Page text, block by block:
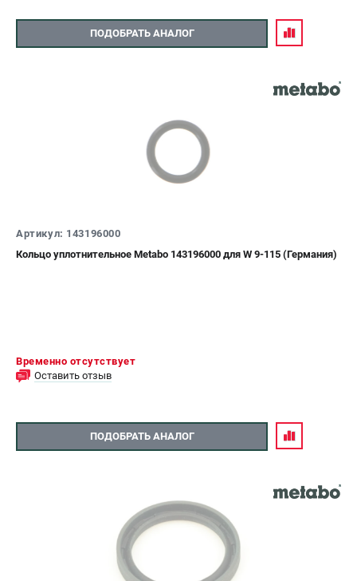
ПОДОБРАТЬ АНАЛОГ
Артикул: 143196000
Кольцо уплотнительное Metabo 143196000 для W 9-115 (Германия)
Временно отсутствует
Оставить отзыв
ПОДОБРАТЬ АНАЛОГ